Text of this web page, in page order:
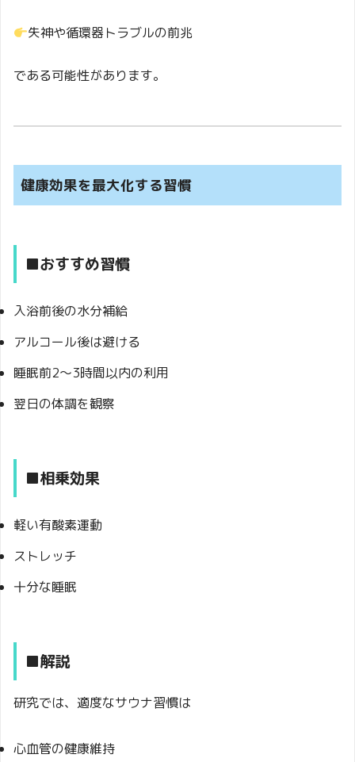
失神や循環器トラブルの前兆
である可能性があります。
健康効果を最大化する習慣
■おすすめ習慣
入浴前後の水分補給
アルコール後は避ける
睡眠前2〜3時間以内の利用
翌日の体調を観察
■相乗効果
軽い有酸素運動
ストレッチ
十分な睡眠
■解説
研究では、適度なサウナ習慣は
心血管の健康維持